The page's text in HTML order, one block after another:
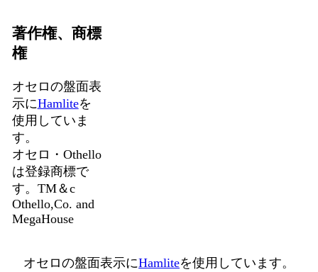
著作権、商標
権
オセロの盤面表
示にHamliteを
使用していま
す。
オセロ・Othello
は登録商標で
す。TM＆c
Othello,Co. and
MegaHouse
オセロの盤面表示にHamliteを使用しています。